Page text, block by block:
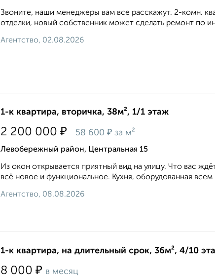
Звоните, наши менеджеры вам все расскажут. 2-комн.
отделки, новый собственник может сделать ремонт по
Агентство, 02.08.2026
1-к квартира, вторичка, 38м², 1/1 этаж
2 200 000 ₽ 58 600 ₽ за м²
Левобережный район, Центральная 15
Из окон открывается приятный вид на улицу. Что вас
всё новое и функциональное. Кухня, оборудованная
Агентство, 08.08.2026
1-к квартира, на длительный срок, 36м², 4/10
8 000 ₽ в месяц